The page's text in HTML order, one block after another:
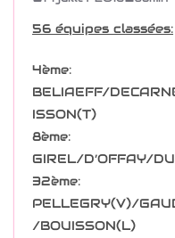
56 équipes classées:
4ème:
BELIAEFF/
ISSON(T)
8ème:
GIREL/D’OFFAY/
32ème:
PELLEGRY(V)/
/BOUISSON(L)